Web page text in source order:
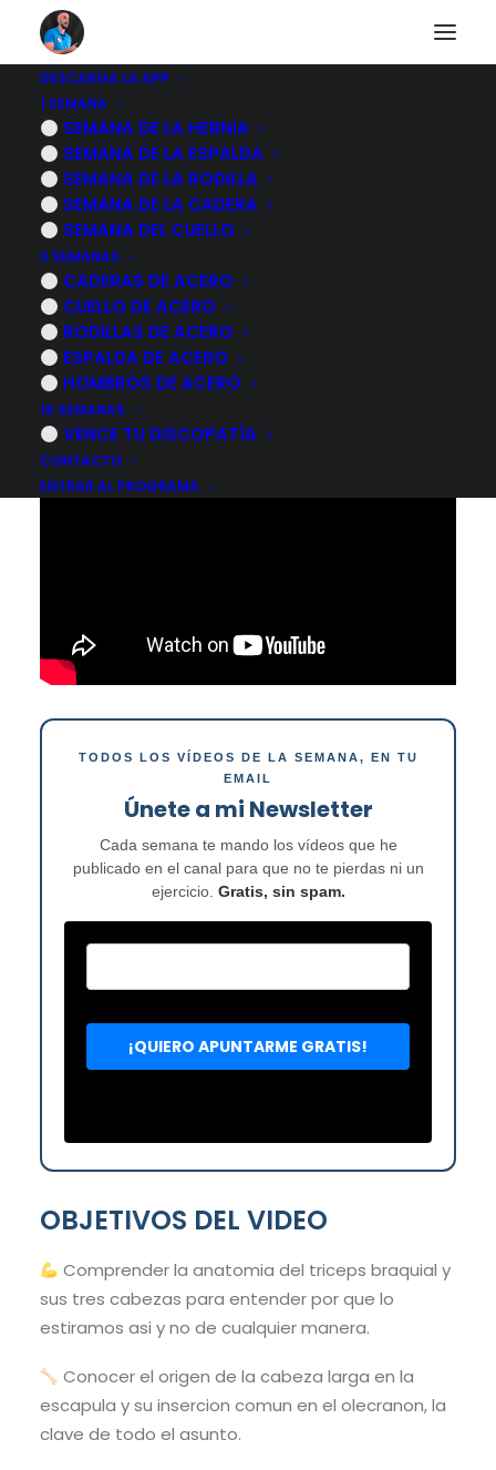
DESCARGA LA APP
1 SEMANA
SEMANA DE LA HERNIA
SEMANA DE LA ESPALDA
SEMANA DE LA RODILLA
SEMANA DE LA CADERA
SEMANA DEL CUELLO
3 SEMANAS
CADERAS DE ACERO
CUELLO DE ACERO
RODILLAS DE ACERO
ESPALDA DE ACERO
HOMBROS DE ACERO
16 SEMANAS
VENCE TU DISCOPATÍA
CONTACTO
ENTRAR AL PROGRAMA
Estiramiento y
anatomia del triceps
15 NOVIEMBRE, 2022
TODOS LOS VÍDEOS DE LA SEMANA, EN TU
EMAIL
Únete a mi Newsletter
Cada semana te mando los vídeos que he
publicado en el canal para que no te pierdas ni un
ejercicio. Gratis, sin spam.
OBJETIVOS DEL VIDEO
Comprender la anatomia del triceps braquial y
sus tres cabezas para entender por que lo
estiramos asi y no de cualquier manera.
Conocer el origen de la cabeza larga en la
escapula y su insercion comun en el olecranon, la
clave de todo el asunto.